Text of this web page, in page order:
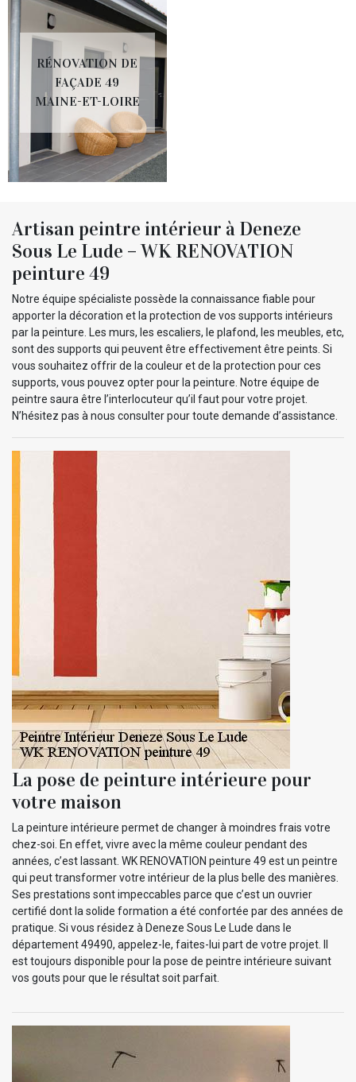
RÉNOVATION DE
FAÇADE 49
MAINE-ET-LOIRE
Artisan peintre intérieur à Deneze
Sous Le Lude – WK RENOVATION
peinture 49
Notre équipe spécialiste possède la connaissance fiable pour
apporter la décoration et la protection de vos supports intérieurs
par la peinture. Les murs, les escaliers, le plafond, les meubles, etc,
sont des supports qui peuvent être effectivement être peints. Si
vous souhaitez offrir de la couleur et de la protection pour ces
supports, vous pouvez opter pour la peinture. Notre équipe de
peintre saura être l’interlocuteur qu’il faut pour votre projet.
N’hésitez pas à nous consulter pour toute demande d’assistance.
La pose de peinture intérieure pour
votre maison
La peinture intérieure permet de changer à moindres frais votre
chez-soi. En effet, vivre avec la même couleur pendant des
années, c’est lassant. WK RENOVATION peinture 49 est un peintre
qui peut transformer votre intérieur de la plus belle des manières.
Ses prestations sont impeccables parce que c’est un ouvrier
certifié dont la solide formation a été confortée par des années de
pratique. Si vous résidez à Deneze Sous Le Lude dans le
département 49490, appelez-le, faites-lui part de votre projet. Il
est toujours disponible pour la pose de peintre intérieure suivant
vos gouts pour que le résultat soit parfait.